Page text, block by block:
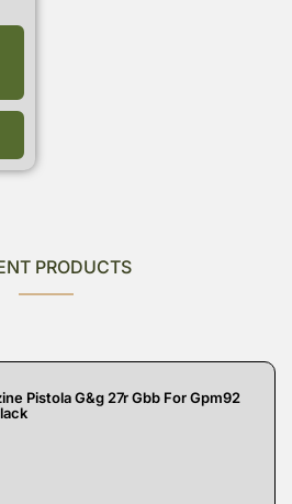
PRODUCTS
Pistola G&g 27r Gbb For Gpm92